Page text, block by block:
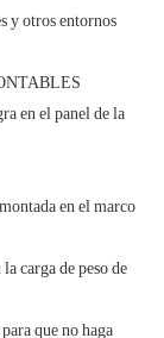
y otros entornos
en el panel de la
en el marco
carga de peso de
que no haga